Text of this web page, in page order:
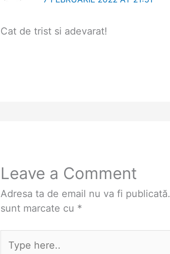
Cat de trist si adevarat!
Leave a Comment
Adresa ta de email nu va fi publicată.
sunt marcate cu *
here..